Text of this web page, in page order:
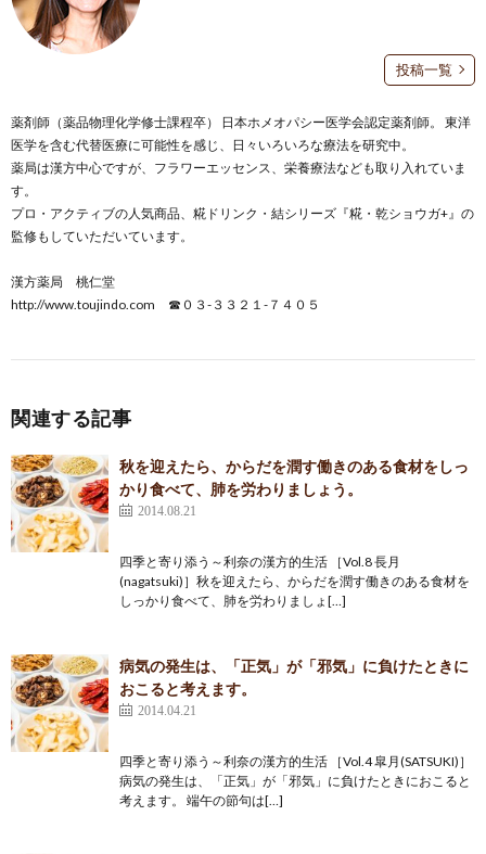
投稿一覧
薬剤師（薬品物理化学修士課程卒） 日本ホメオパシー医学会認定薬剤師。 東洋
医学を含む代替医療に可能性を感じ、日々いろいろな療法を研究中。
薬局は漢方中心ですが、フラワーエッセンス、栄養療法なども取り入れていま
す。
プロ・アクティブの人気商品、糀ドリンク・結シリーズ『糀・乾ショウガ+』の
監修もしていただいています。
漢方薬局 桃仁堂
http://www.toujindo.com ☎０３-３３２１-７４０５
関連する記事
秋を迎えたら、からだを潤す働きのある食材をしっ
かり食べて、肺を労わりましょう。
2014.08.21
四季と寄り添う～利奈の漢方的生活 ［Vol.8 長月
(nagatsuki)］秋を迎えたら、からだを潤す働きのある食材を
しっかり食べて、肺を労わりましょ[…]
病気の発生は、「正気」が「邪気」に負けたときに
おこると考えます。
2014.04.21
四季と寄り添う～利奈の漢方的生活 ［Vol.4 皐月(SATSUKI)］
病気の発生は、「正気」が「邪気」に負けたときにおこると
考えます。 端午の節句は[…]